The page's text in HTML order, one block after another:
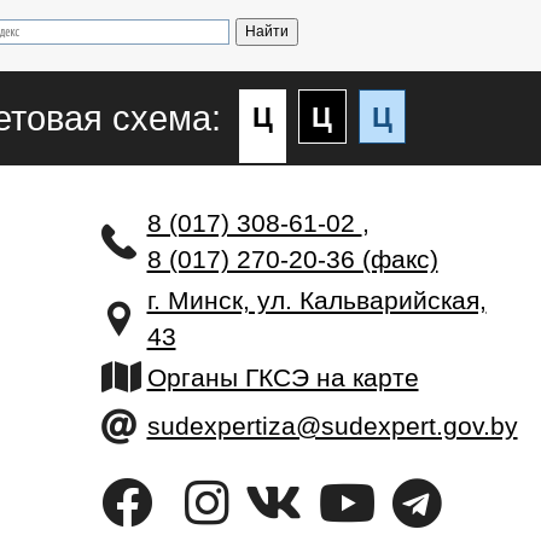
схема: Ц Ц Ц
8 (017) 308-61-02 ,
8 (017) 270-20-36 (факс)
г. Минск, ул. Кальварийская,
43
Органы ГКСЭ на карте
sudexpertiza@sudexpert.gov.by